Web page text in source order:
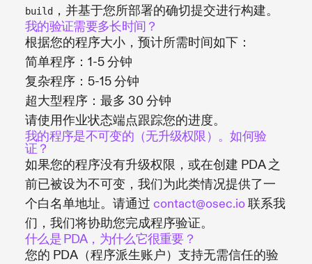
build
，并基于您所部署的确切提交进行构建。
我的验证需要多长时间？
根据您的程序大小，预计所需时间如下：
简单程序：1-5 分钟
复杂程序：5-15 分钟
超大型程序：最多 30 分钟
请使用作业状态端点跟踪您的进度。
我的程序是不可变的（无升级权限）。如何验
证？
如果您的程序没有升级权限，或在创建 PDA 之
前已被设为不可变，我们为此类情况提供了一
个白名单地址。请通过 contact@osec.io联系我
们，我们将协助您完成程序验证。
什么是 PDA，为什么它很重要？
您的 PDA（程序派生账户）支持无需信任的验